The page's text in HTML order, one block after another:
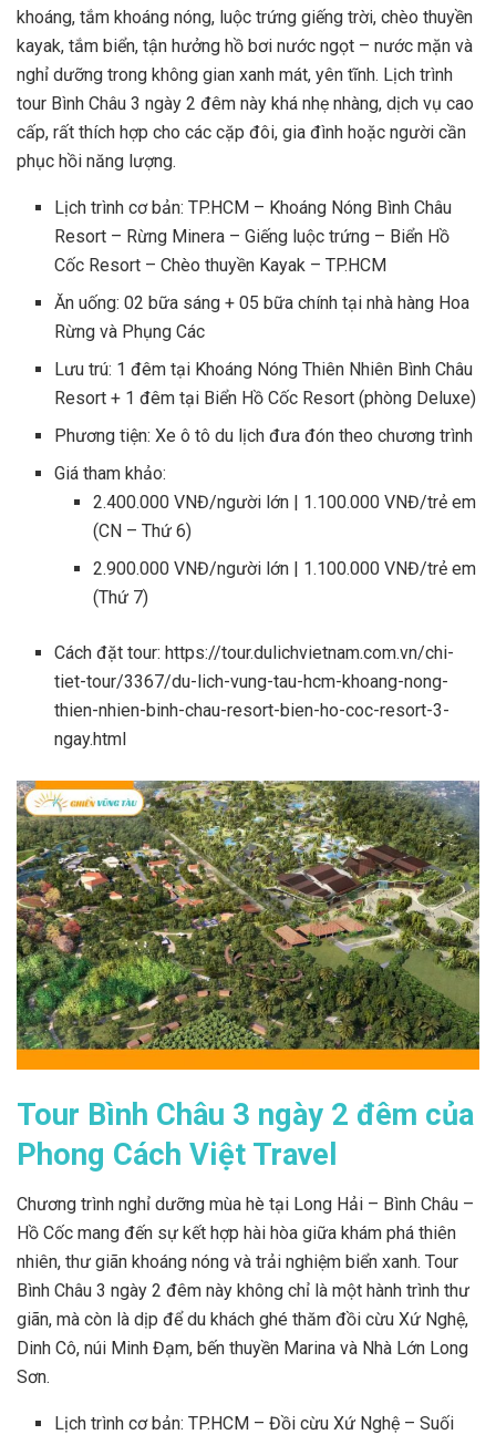
khoáng, tắm khoáng nóng, luộc trứng giếng trời, chèo thuyền
kayak, tắm biển, tận hưởng hồ bơi nước ngọt – nước mặn và
nghỉ dưỡng trong không gian xanh mát, yên tĩnh. Lịch trình
tour Bình Châu 3 ngày 2 đêm này khá nhẹ nhàng, dịch vụ cao
cấp, rất thích hợp cho các cặp đôi, gia đình hoặc người cần
phục hồi năng lượng.
Lịch trình cơ bản: TP.HCM – Khoáng Nóng Bình Châu
Resort – Rừng Minera – Giếng luộc trứng – Biển Hồ
Cốc Resort – Chèo thuyền Kayak – TP.HCM
Ăn uống: 02 bữa sáng + 05 bữa chính tại nhà hàng Hoa
Rừng và Phụng Các
Lưu trú: 1 đêm tại Khoáng Nóng Thiên Nhiên Bình Châu
Resort + 1 đêm tại Biển Hồ Cốc Resort (phòng Deluxe)
Phương tiện: Xe ô tô du lịch đưa đón theo chương trình
Giá tham khảo:
2.400.000 VNĐ/người lớn | 1.100.000 VNĐ/trẻ em
(CN – Thứ 6)
2.900.000 VNĐ/người lớn | 1.100.000 VNĐ/trẻ em
(Thứ 7)
Cách đặt tour: https://tour.dulichvietnam.com.vn/chi-
tiet-tour/3367/du-lich-vung-tau-hcm-khoang-nong-
thien-nhien-binh-chau-resort-bien-ho-coc-resort-3-
ngay.html
Tour Bình Châu 3 ngày 2 đêm của
Phong Cách Việt Travel
Chương trình nghỉ dưỡng mùa hè tại Long Hải – Bình Châu –
Hồ Cốc mang đến sự kết hợp hài hòa giữa khám phá thiên
nhiên, thư giãn khoáng nóng và trải nghiệm biển xanh. Tour
Bình Châu 3 ngày 2 đêm này không chỉ là một hành trình thư
giãn, mà còn là dịp để du khách ghé thăm đồi cừu Xứ Nghệ,
Dinh Cô, núi Minh Đạm, bến thuyền Marina và Nhà Lớn Long
Sơn.
Lịch trình cơ bản: TP.HCM – Đồi cừu Xứ Nghệ – Suối